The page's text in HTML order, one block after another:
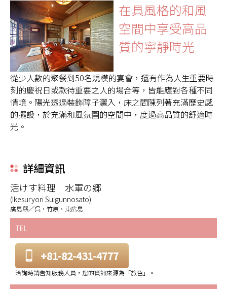
在具風格的和風
空間中享受高品
質的寧靜時光
從少人數的聚餐到50名規模的宴會，還有作為人生重要時
刻的慶祝日或款待重要之人的場合等，皆能應對各種不同
情境。陽光透過裝飾障子灑入，床之間陳列著充滿歷史感
的擺設，於充滿和風氛圍的空間中，度過高品質的舒適時
光。
詳細資訊
活けす料理 水軍の郷
(Ikesuryori Suigunnosato)
廣島縣／呉・竹原・東広島
TEL
+81-82-431-4777
洽詢時請告知服務人員，您的資訊來源為「旅色」。